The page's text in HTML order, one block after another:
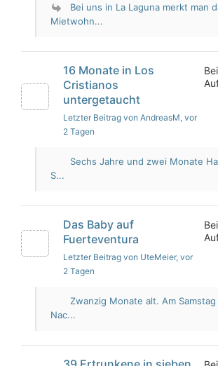
Bei uns in La Laguna merkt man
Mietwohn...
16 Monate in Los
Cristianos
untergetaucht
Letzter Beitrag von AndreasM, vor
2 Tagen
Sechs Jahre und zwei Monate
S...
Das Baby auf
Fuerteventura
Letzter Beitrag von UteMeier, vor
2 Tagen
Zwanzig Monate alt. Am
Nac...